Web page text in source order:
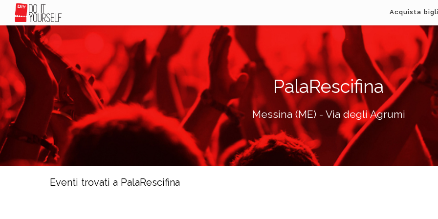
Acquista
PalaRescifina
Messina (ME) - Via degli Agrumi
Eventi trovati a PalaRescifina